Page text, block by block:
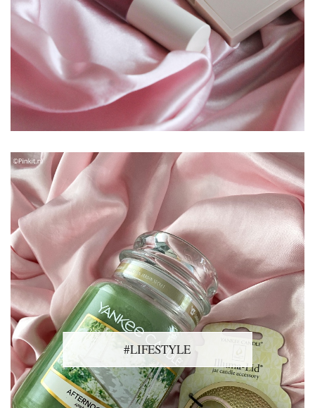
#LIFESTYLE